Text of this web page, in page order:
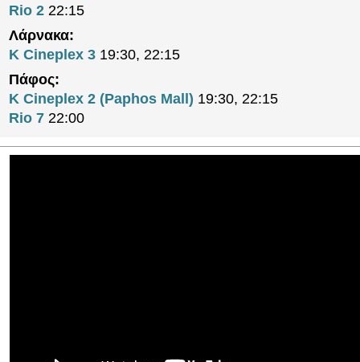
Rio 2 22:15
Λάρνακα:
K Cineplex 3 19:30, 22:15
Πάφος:
K Cineplex 2 (Paphos Mall) 19:30, 22:15
Rio 7 22:00